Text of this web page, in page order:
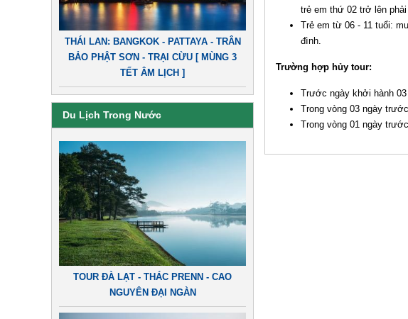
THÁI LAN: BANGKOK - PATTAYA - TRÂN
BẢO PHẬT SƠN - TRẠI CỪU [ MÙNG 3
TẾT ÂM LỊCH ]
Du Lịch Trong Nước
TOUR ĐÀ LẠT - THÁC PRENN - CAO
NGUYÊN ĐẠI NGÀN
trẻ em thứ 02 trở lên
Trẻ em từ 06 - 11 tuổi:
đình.
Trường hợp hủy tour:
Trước ngày khởi hành
Trong vòng 03 ngày
Trong vòng 01 ngày